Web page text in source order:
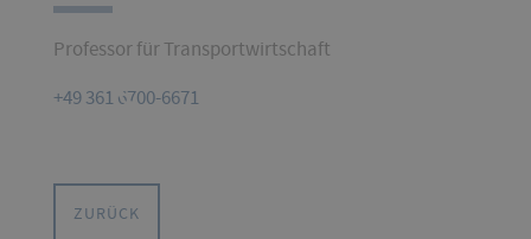
Professor für Transportwirtschaft
+49 361 6700-6671
ZURÜCK